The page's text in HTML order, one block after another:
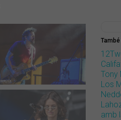
Tony
Los
amb